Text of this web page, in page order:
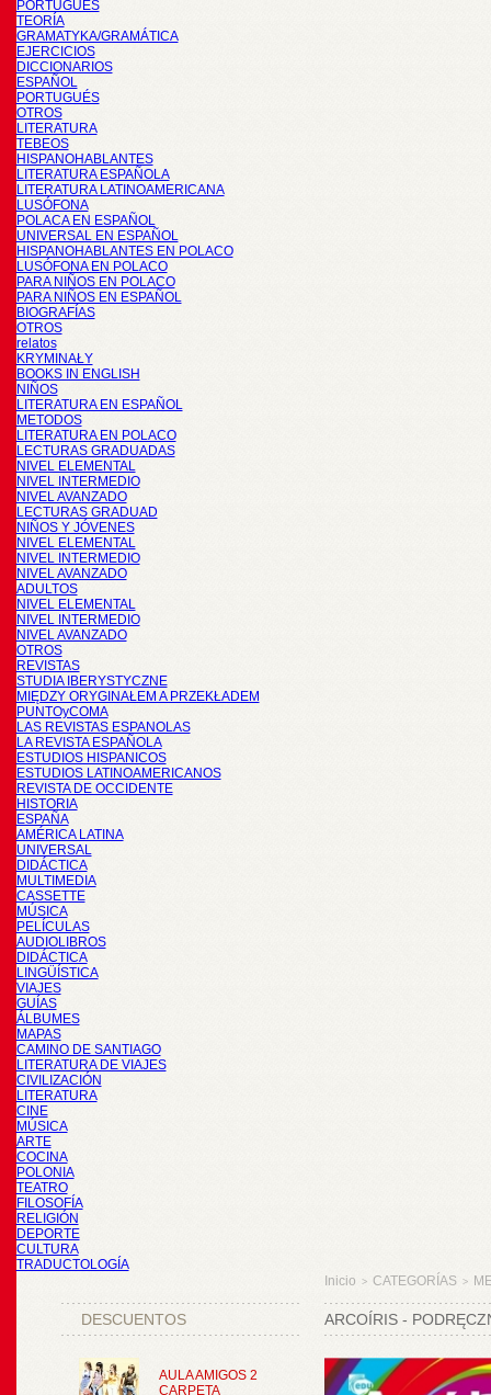
PORTUGUÉS
TEORÍA
GRAMATYKA/GRAMÁTICA
EJERCICIOS
DICCIONARIOS
ESPAÑOL
PORTUGUÉS
OTROS
LITERATURA
TEBEOS
HISPANOHABLANTES
LITERATURA ESPAÑOLA
LITERATURA LATINOAMERICANA
LUSÓFONA
POLACA EN ESPAÑOL
UNIVERSAL EN ESPAÑOL
HISPANOHABLANTES EN POLACO
LUSÓFONA EN POLACO
PARA NIÑOS EN POLACO
PARA NIÑOS EN ESPAÑOL
BIOGRAFÍAS
OTROS
relatos
KRYMINAŁY
BOOKS IN ENGLISH
NIÑOS
LITERATURA EN ESPAÑOL
METODOS
LITERATURA EN POLACO
LECTURAS GRADUADAS
NIVEL ELEMENTAL
NIVEL INTERMEDIO
NIVEL AVANZADO
LECTURAS GRADUAD
NIÑOS Y JÓVENES
NIVEL ELEMENTAL
NIVEL INTERMEDIO
NIVEL AVANZADO
ADULTOS
NIVEL ELEMENTAL
NIVEL INTERMEDIO
NIVEL AVANZADO
OTROS
REVISTAS
STUDIA IBERYSTYCZNE
MIĘDZY ORYGINAŁEM A PRZEKŁADEM
PUNTOyCOMA
LAS REVISTAS ESPANOLAS
LA REVISTA ESPAÑOLA
ESTUDIOS HISPANICOS
ESTUDIOS LATINOAMERICANOS
REVISTA DE OCCIDENTE
HISTORIA
ESPAÑA
AMÉRICA LATINA
UNIVERSAL
DIDÁCTICA
MULTIMEDIA
CASSETTE
MÚSICA
PELÍCULAS
AUDIOLIBROS
DIDÁCTICA
LINGÜÍSTICA
VIAJES
GUÍAS
ÁLBUMES
MAPAS
CAMINO DE SANTIAGO
LITERATURA DE VIAJES
CIVILIZACIÓN
LITERATURA
CINE
MÚSICA
ARTE
COCINA
POLONIA
TEATRO
FILOSOFÍA
RELIGIÓN
DEPORTE
CULTURA
TRADUCTOLOGÍA
DESCUENTOS
AULA AMIGOS 2
CARPETA
Inicio > CATEGORÍAS >
ARCOÍRIS -